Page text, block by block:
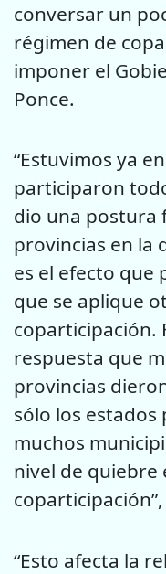
conversar un
régimen de
imponer el
Ponce.
“Estuvimos ya
participaron
dio una postura
provincias en la
es el efecto que
que se aplique
coparticipación.
respuesta que
provincias
sólo los estados
muchos
nivel de quiebre
“Esto afecta la